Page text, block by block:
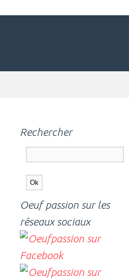
Rechercher
Oeuf passion sur les
réseaux sociaux